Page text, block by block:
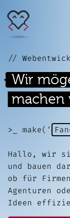
//
Wir
machen
>_ make('
Hallo, wir
und bauen
ob für
Agenturen
IdeenPrevious